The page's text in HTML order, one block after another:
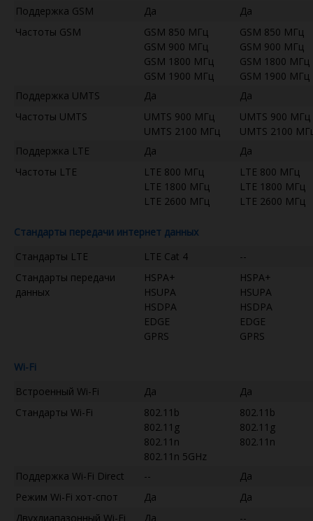
Поддержка GSM Да
Да
Частоты GSM
GSM 850 МГц
GSM 900 МГц
GSM 1800 МГц
GSM 1900 МГц
GSM 850 МГц
GSM 900 МГц
GSM 1800 МГц
GSM 1900 МГц
Поддержка UMTS
Да
Да
Частоты UMTS
UMTS 900 МГц
UMTS 2100 МГц
UMTS 900 МГц
UMTS 2100
Поддержка LTE
Да
Да
Частоты LTE
LTE 800 МГц
LTE 1800 МГц
LTE 2600 МГц
LTE 800 МГц
LTE 1800 МГц
LTE 2600 МГц
Стандарты передачи интернет данных
Стандарты LTE
LTE Cat 4
--
Стандарты передачи
данных
HSPA+
HSUPA
HSDPA
EDGE
GPRS
HSPA+
HSUPA
HSDPA
EDGE
GPRS
Wi-Fi
Встроенный Wi-Fi
Да
Да
Стандарты Wi-Fi
802.11b
802.11g
802.11n
802.11n 5GHz
802.11b
802.11g
802.11n
Поддержка Wi-Fi Direct --
Да
Режим Wi-Fi хот-спот
Да
Да
Двухдиапазонный Wi-Fi
Да --